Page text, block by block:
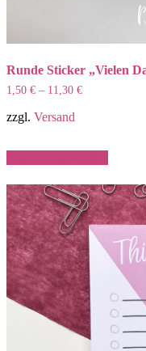
Runde Sticker „Vielen
1,50 € – 11,30 €
zzgl. Versand
auf.
können
auf
werden